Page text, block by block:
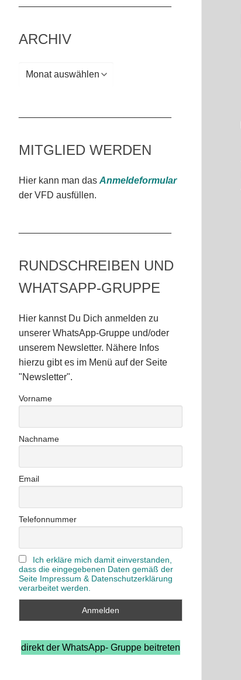
ARCHIV
Archiv
MITGLIED WERDEN
Hier kann man das Anmeldeformular
der VFD ausfüllen.
RUNDSCHREIBEN UND
WHATSAPP-GRUPPE
Hier kannst Du Dich anmelden zu
unserer WhatsApp-Gruppe und/oder
unserem Newsletter. Nähere Infos
hierzu gibt es im Menü auf der Seite
"Newsletter".
Vorname
Nachname
Email
Telefonnummer
Ich erkläre mich damit einverstanden,
dass die eingegebenen Daten gemäß der
Seite Impressum & Datenschutzerklärung
verarbeitet werden.
direkt der WhatsApp- Gruppe beitreten